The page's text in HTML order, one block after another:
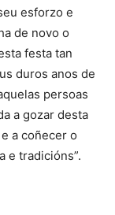
esforzo e
de novo o
festa tan
duros anos de
persoas
a gozar desta
a coñecer o
e tradicións”.